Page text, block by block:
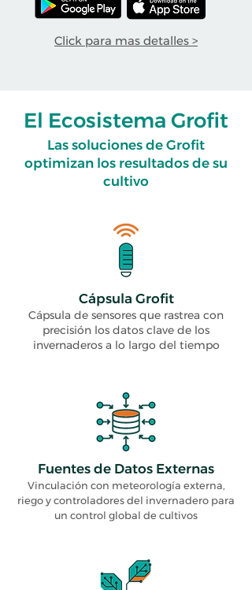
Click para mas detalles >
El Ecosistema Grofit
Las soluciones de Grofit
optimizan los resultados de su
cultivo
Cápsula Grofit
Cápsula de sensores que rastrea con
precisión los datos clave de los
invernaderos a lo largo del tiempo
Fuentes de Datos Externas
Vinculación con meteorología externa,
riego y controladores del invernadero para
un control global de cultivos